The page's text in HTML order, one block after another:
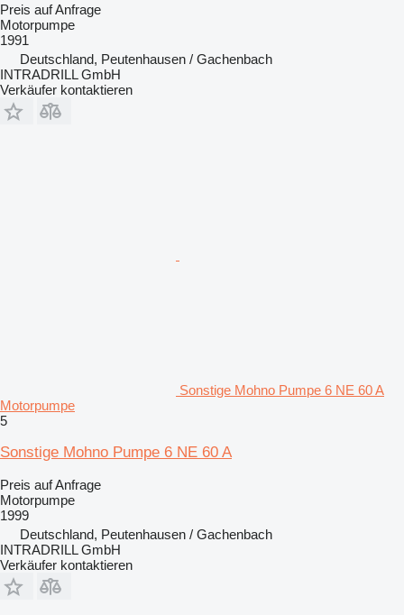
Preis auf Anfrage
Motorpumpe
1991
Deutschland, Peutenhausen / Gachenbach
INTRADRILL GmbH
Verkäufer kontaktieren
Sonstige Mohno Pumpe 6 NE 60 A
Motorpumpe
5
Sonstige Mohno Pumpe 6 NE 60 A
Preis auf Anfrage
Motorpumpe
1999
Deutschland, Peutenhausen / Gachenbach
INTRADRILL GmbH
Verkäufer kontaktieren